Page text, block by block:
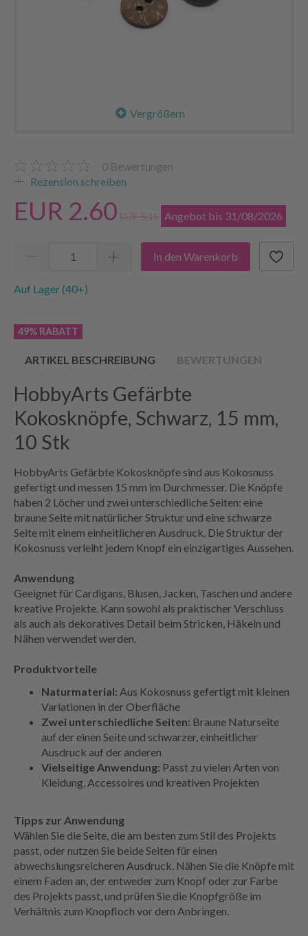
Vergrößern
0 Bewertungen
Rezension schreiben
EUR 2.60 EUR 5.15 Angebot bis 31/08/2026
In den Warenkorb
Auf Lager (40+)
49% RABATT
ARTIKEL BESCHREIBUNG BEWERTUNGEN
HobbyArts Gefärbte
Kokosknöpfe, Schwarz, 15 mm,
10 Stk
HobbyArts Gefärbte Kokosknöpfe sind aus Kokosnuss
gefertigt und messen 15 mm im Durchmesser. Die Knöpfe
haben 2 Löcher und zwei unterschiedliche Seiten: eine
braune Seite mit natürlicher Struktur und eine schwarze
Seite mit einem einheitlicheren Ausdruck. Die Struktur der
Kokosnuss verleiht jedem Knopf ein einzigartiges Aussehen.
Anwendung
Geeignet für Cardigans, Blusen, Jacken, Taschen und andere
kreative Projekte. Kann sowohl als praktischer Verschluss
als auch als dekoratives Detail beim Stricken, Häkeln und
Nähen verwendet werden.
Produktvorteile
Naturmaterial: Aus Kokosnuss gefertigt mit kleinen
Variationen in der Oberfläche
Zwei unterschiedliche Seiten: Braune Naturseite
auf der einen Seite und schwarzer, einheitlicher
Ausdruck auf der anderen
Vielseitige Anwendung: Passt zu vielen Arten von
Kleidung, Accessoires und kreativen Projekten
Tipps zur Anwendung
Wählen Sie die Seite, die am besten zum Stil des Projekts
passt, oder nutzen Sie beide Seiten für einen
abwechslungsreicheren Ausdruck. Nähen Sie die Knöpfe mit
einem Faden an, der entweder zum Knopf oder zur Farbe
des Projekts passt, und prüfen Sie die Knopfgröße im
Verhältnis zum Knopfloch vor dem Anbringen.